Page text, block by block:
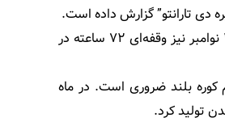
این شرکت در تاریخ ۵ نوامبر یک توقف ۲۴ ساعته را اجرا کرده و برنامه‌ریزی کرده است که از تاریخ ۱۰ نوامبر نیز وقفه‌ای ۷۲ ساعته در
کوره بلند ضروری است. در ماه